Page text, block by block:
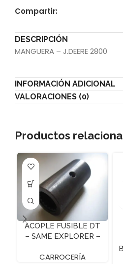
Compartir:
DESCRIPCIÓN
MANGUERA – J.DEERE 2800
INFORMACIÓN ADICIONAL
VALORACIONES (0)
Productos
ACOPLE FUSIBLE DT
– SAME EXPLORER –
CARROCERÍA